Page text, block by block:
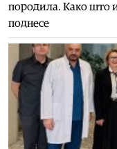
породила. Како што
поднесе